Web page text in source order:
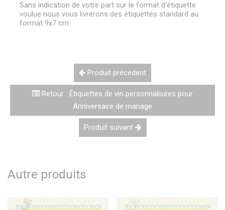
Sans indication de votre part sur le format d'étiquette
voulue nous vous livrerons des étiquettes standard au
format 9x7 cm.
Produit précédent
Retour : Étiquettes de vin personnalisées pour
Anniversaire de mariage
Produit suivant
Autre produits